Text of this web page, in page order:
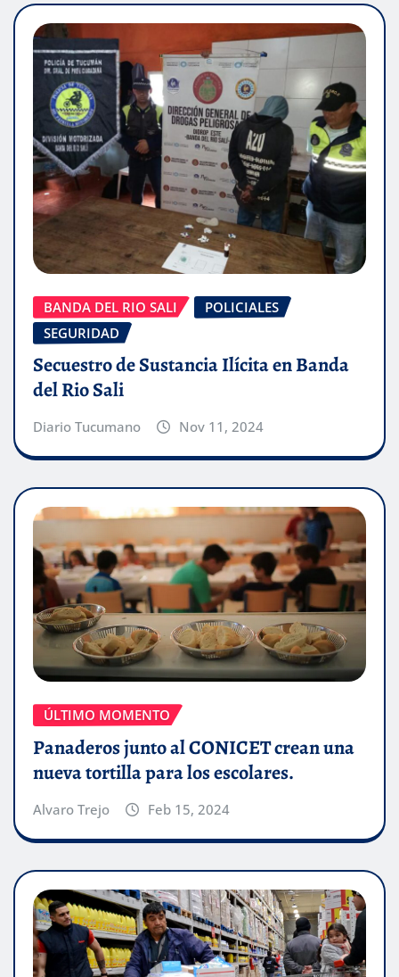
BANDA DEL RIO SALI
POLICIALES
SEGURIDAD
Secuestro de Sustancia Ilícita en Banda
del Rio Sali
Diario Tucumano Nov 11, 2024
ÚLTIMO MOMENTO
Panaderos junto al CONICET crean una
nueva tortilla para los escolares.
Alvaro Trejo Feb 15, 2024